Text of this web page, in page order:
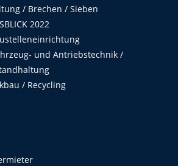
/ Brechen / Sieben
2022
und Antriebstechnik /
/ Recycling